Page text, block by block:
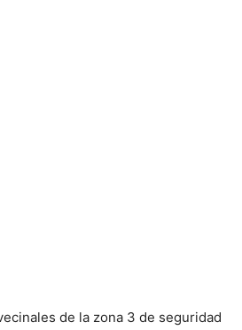
de la zona 3 de seguridad